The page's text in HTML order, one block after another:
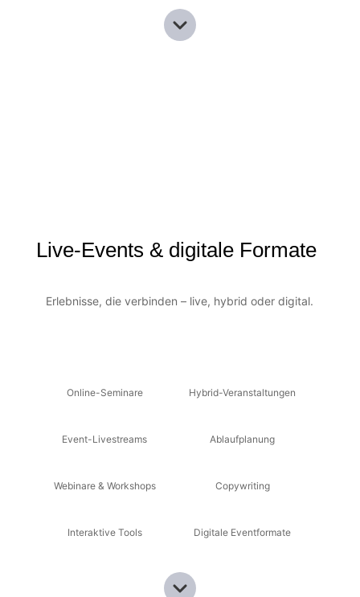
Live-Events & digitale Formate
Erlebnisse, die verbinden – live, hybrid oder digital.
Online-Seminare Hybrid-Veranstaltungen
Event-Livestreams Ablaufplanung
Webinare & Workshops Copywriting
Interaktive Tools Digitale Eventformate